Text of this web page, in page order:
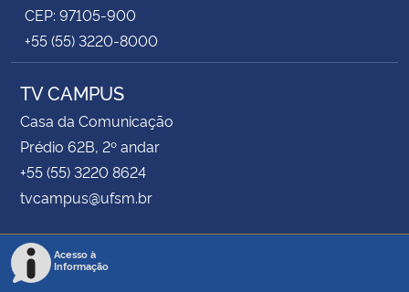
CEP: 97105-900
+55 (55) 3220-8000
TV CAMPUS
Casa da Comunicação
Prédio 62B, 2º andar
+55 (55) 3220 8624
tvcampus@ufsm.br
Acesso à
Informação